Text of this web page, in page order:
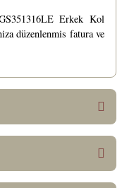
Erkek Kol
düzenlenmis fatura ve